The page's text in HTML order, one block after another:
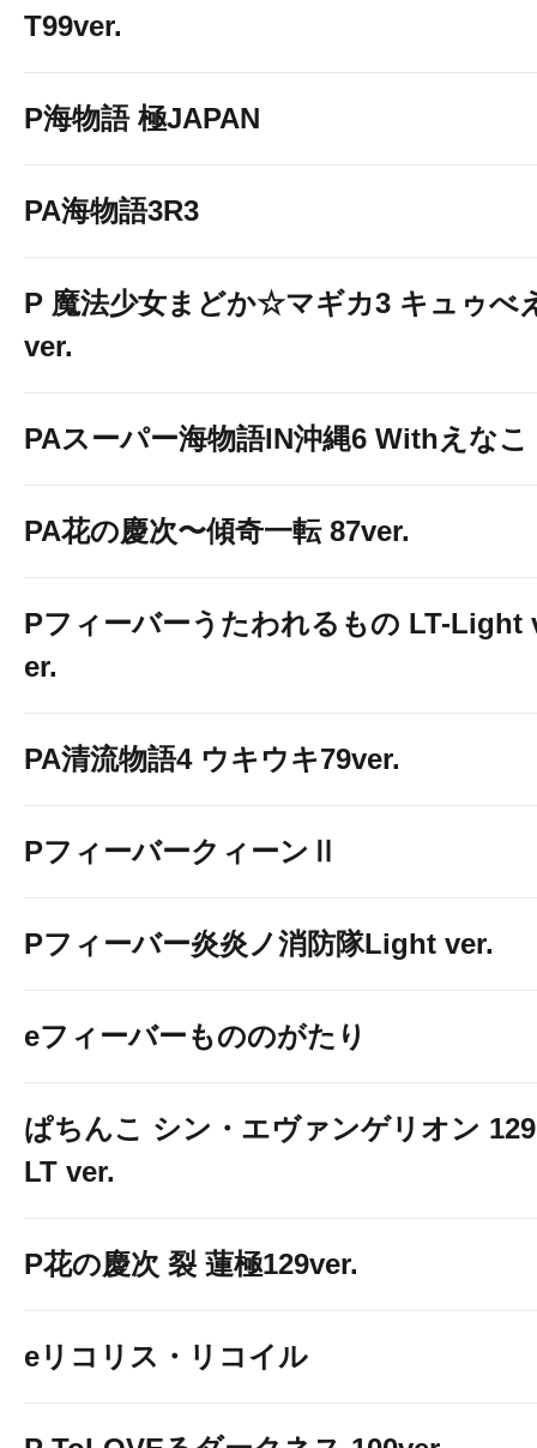
T99ver.
P海物語 極JAPAN
PA海物語3R3
P 魔法少女まどか☆マギカ3 キュゥべ
ver.
PAスーパー海物語IN沖縄6 Withえなこ
PA花の慶次〜傾奇一転 87ver.
Pフィーバーうたわれるもの LT-Light
er.
PA清流物語4 ウキウキ79ver.
PフィーバークィーンⅡ
Pフィーバー炎炎ノ消防隊Light ver.
eフィーバーもののがたり
ぱちんこ シン・エヴァンゲリオン 129
LT ver.
P花の慶次 裂 蓮極129ver.
eリコリス・リコイル